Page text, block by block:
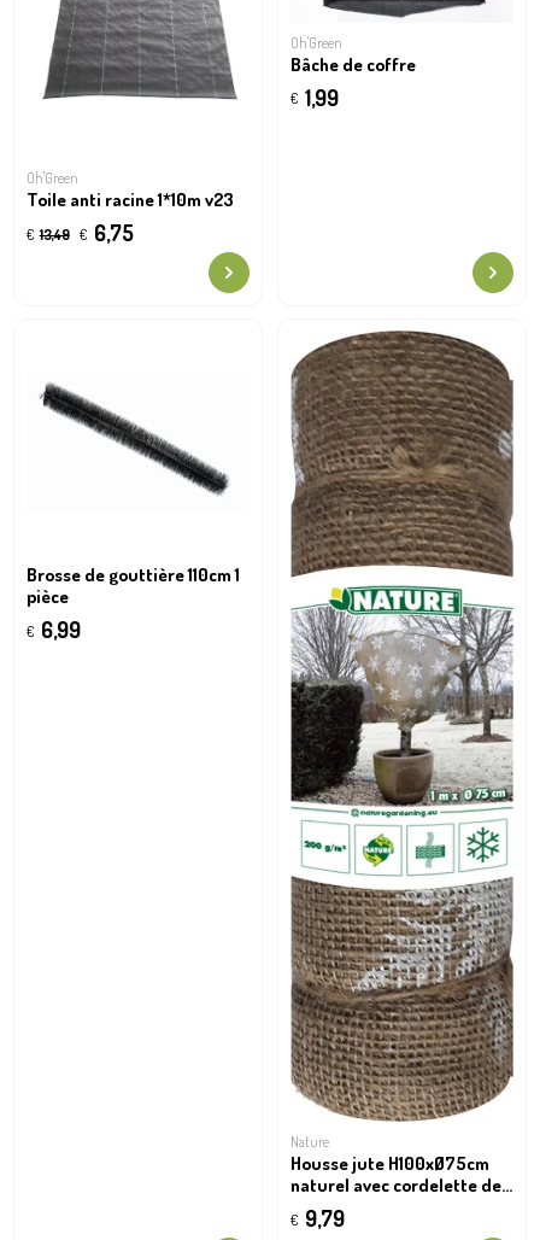
Oh'Green
Toile anti racine 1*10m v23
€ 13,49 € 6,75
Oh'Green
Bâche de coffre
€ 1,99
Brosse de gouttière 110cm 1
pièce
€ 6,99
Nature
Housse jute H100xØ75cm
naturel avec cordelette de
serrage
€ 9,79